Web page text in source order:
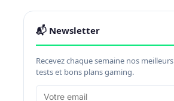
📬 Newsletter
Recevez chaque semaine nos meilleurs
tests et bons plans gaming.